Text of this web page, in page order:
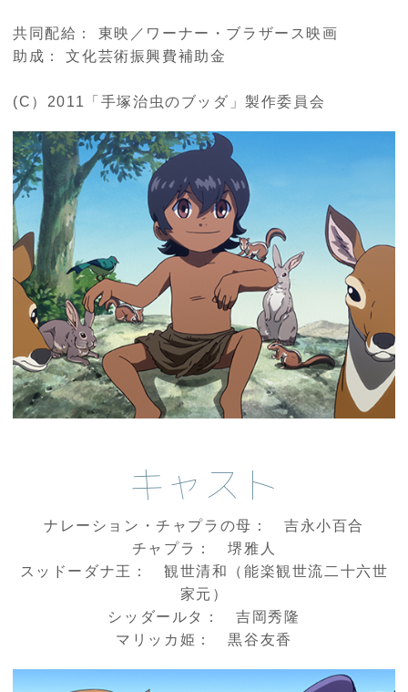
共同配給： 東映／ワーナー・ブラザース映画
助成： 文化芸術振興費補助金
(C）2011「手塚治虫のブッダ」製作委員会
キャスト
ナレーション・チャプラの母： 吉永小百合
チャプラ： 堺雅人
スッドーダナ王： 観世清和（能楽観世流二十六世
家元）
シッダールタ： 吉岡秀隆
マリッカ姫： 黒谷友香